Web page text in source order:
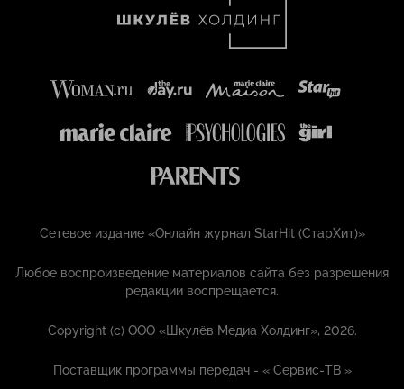
Сетевое издание «Онлайн журнал StarHit (СтарХит)»
Любое воспроизведение материалов сайта без разрешения
редакции воспрещается.
Copyright (с) ООО «Шкулёв Медиа Холдинг», 2026.
Поставщик программы передач - «Сервис-ТВ »